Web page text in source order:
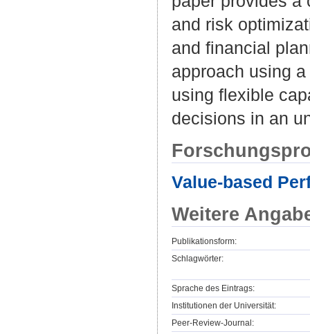
and risk
and financial
approach using
using flexible
decisions in an
Value-based
Weitere
Publikationsform:
Schlagwörter:
Sprache des Eintrags:
Institutionen der Universität:
Peer-Review-Journal: